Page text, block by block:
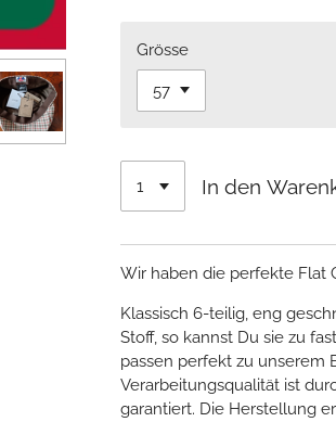
Grösse
In den
Wir haben die perfekte Flat
Klassisch 6-teilig, eng
Stoff, so kannst Du sie zu
passen perfekt zu unserem
Verarbeitungsqualität ist
garantiert. Die Herstellung